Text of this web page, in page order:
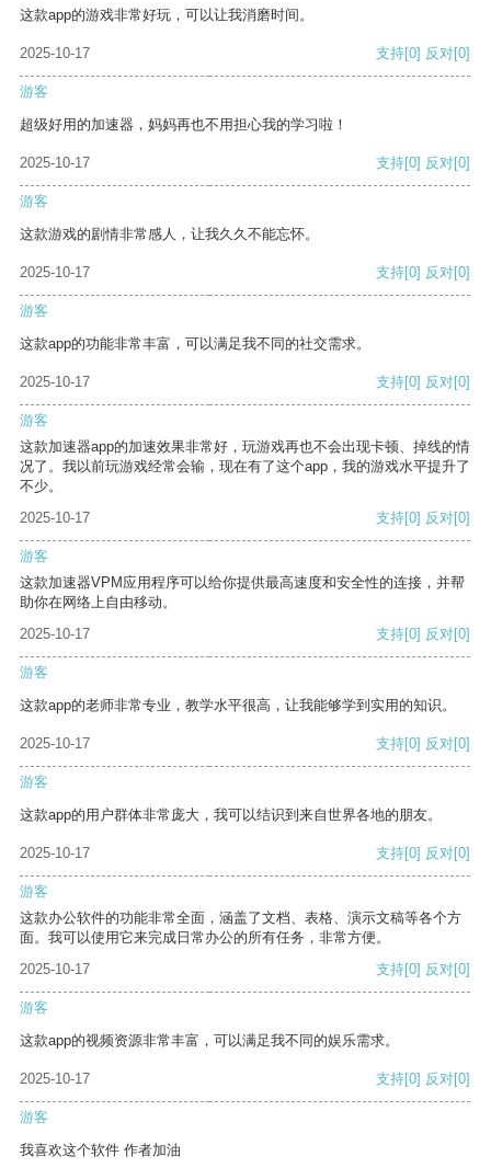
这款app的游戏非常好玩，可以让我消磨时间。
2025-10-17 支持[0] 反对[0]
游客
超级好用的加速器，妈妈再也不用担心我的学习啦！
2025-10-17 支持[0] 反对[0]
游客
这款游戏的剧情非常感人，让我久久不能忘怀。
2025-10-17 支持[0] 反对[0]
游客
这款app的功能非常丰富，可以满足我不同的社交需求。
2025-10-17 支持[0] 反对[0]
游客
这款加速器app的加速效果非常好，玩游戏再也不会出现卡顿、掉线的情
况了。我以前玩游戏经常会输，现在有了这个app，我的游戏水平提升了
不少。
2025-10-17
支持[0] 反对[0]
游客
这款加速器VPM应用程序可以给你提供最高速度和安全性的连接，并帮
助你在网络上自由移动。
2025-10-17
支持[0] 反对[0]
游客
这款app的老师非常专业，教学水平很高，让我能够学到实用的知识。
2025-10-17 支持[0] 反对[0]
游客
这款app的用户群体非常庞大，我可以结识到来自世界各地的朋友。
2025-10-17 支持[0] 反对[0]
游客
这款办公软件的功能非常全面，涵盖了文档、表格、演示文稿等各个方
面。我可以使用它来完成日常办公的所有任务，非常方便。
2025-10-17
支持[0] 反对[0]
游客
这款app的视频资源非常丰富，可以满足我不同的娱乐需求。
2025-10-17 支持[0] 反对[0]
游客
我喜欢这个软件 作者加油